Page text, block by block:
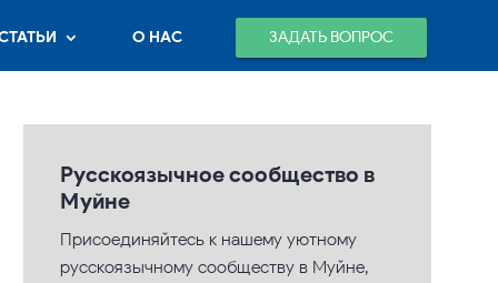
О НАС ЗАДАТЬ ВОПРОС
Русскоязычное сообщество в
Муйне
Присоединяйтесь к нашему уютному
русскоязычному сообществу в Муйне,